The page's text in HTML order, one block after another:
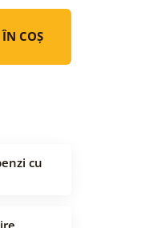
COȘ
cu